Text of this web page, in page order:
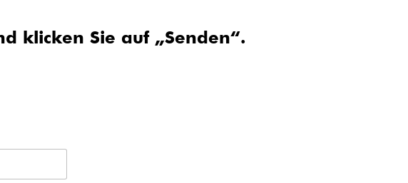
klicken Sie auf „Senden“.